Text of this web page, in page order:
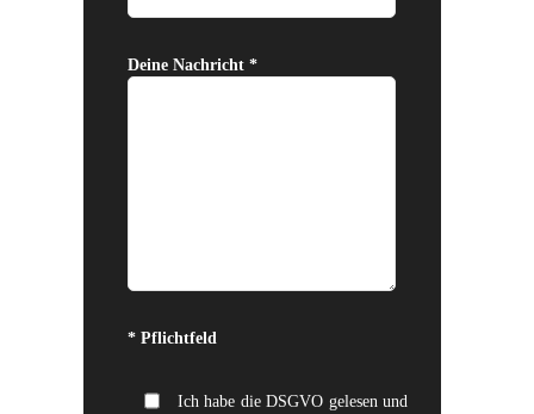
Deine Nachricht *
Bitte lasse dieses Feld leer.
* Pflichtfeld
Ich habe die DSGVO gelesen und